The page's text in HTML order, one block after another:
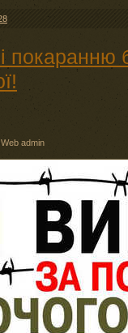
покаранню
Web admin